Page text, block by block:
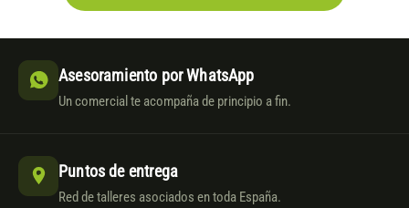
Asesoramiento por WhatsApp
Un comercial te acompaña de principio a fin.
Puntos de entrega
Red de talleres asociados en toda España.